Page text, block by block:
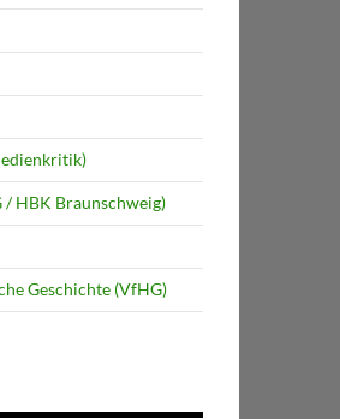
/ HBK Braunschweig)
Geschichte (VfHG)